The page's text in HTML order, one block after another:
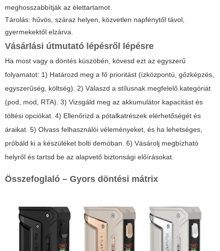
meghosszabbítják az élettartamot.
Tárolás: hűvös, száraz helyen, közvetlen napfénytől távol,
gyermekektől elzárva.
Vásárlási útmutató lépésről lépésre
Ha most vagy a döntés küszöbén, kövesd ezt az egyszerű
folyamatot: 1) Határozd meg a fő prioritást (ízközpontú, gőzképzés,
egyszerűség, költség). 2) Válaszd a stílusnak megfelelő kategóriát
(pod, mod, RTA). 3) Vizsgáld meg az akkumulátor kapacitást és
töltési opciókat. 4) Ellenőrizd a pótalkatrészek elérhetőségét és
áraikat. 5) Olvass felhasználói véleményeket, és ha lehetséges,
próbáld ki a készüléket bolti demóban. 6) Vásárolj megbízható
helyről és tartsd be az alapvető biztonsági előírásokat.
Összefoglaló – Gyors döntési mátrix